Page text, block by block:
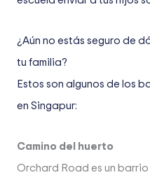
¿Aún no estás seguro de
tu familia?
Estos son algunos de los
en Singapur:
Camino del huerto
Orchard Road es un